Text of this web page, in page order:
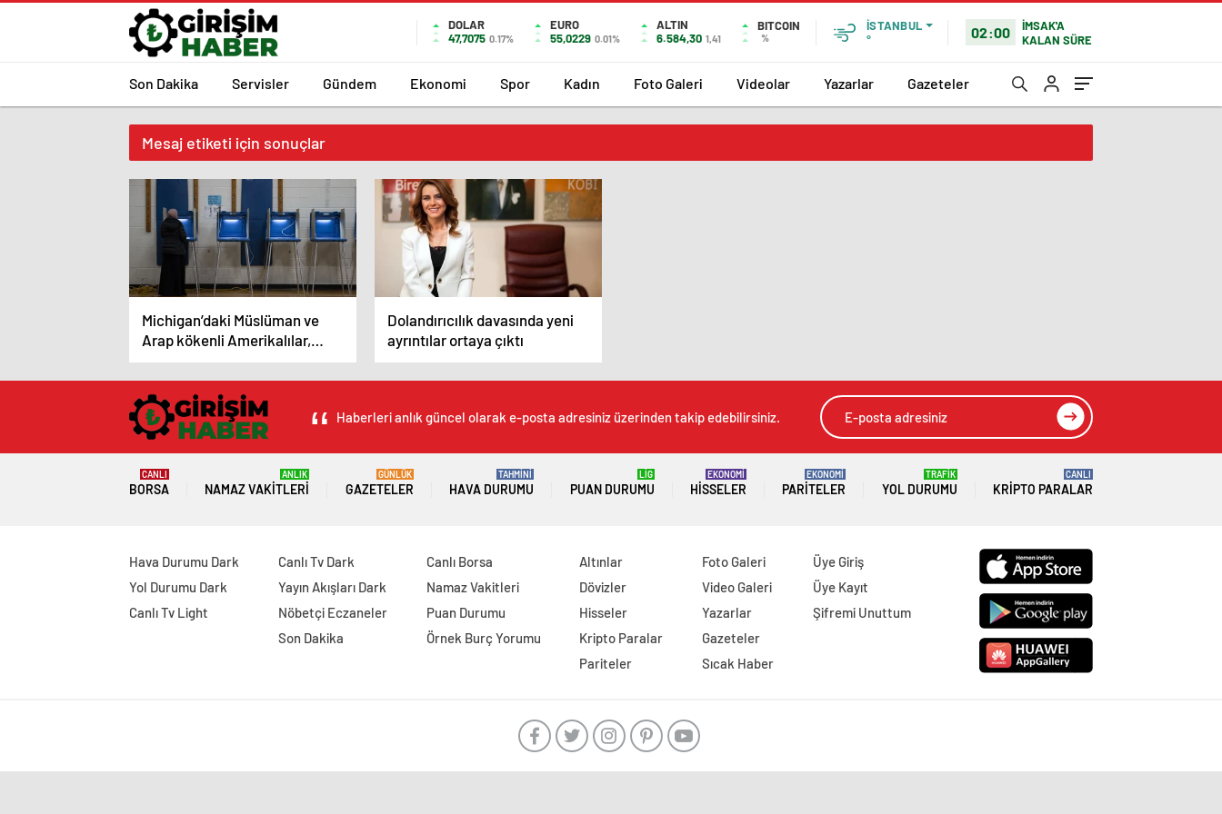
DOLAR
47,7075 0.17%
EURO
55,0229 0.01%
ALTIN
6.584,30 1,41
BITCOIN
%
İSTANBUL
°
02:00
İMSAK'A
KALAN SÜRE
Son Dakika Servisler Gündem Ekonomi Spor Kadın Foto Galeri Videolar Yazarlar Gazeteler
Mesaj etiketi için sonuçlar
Michigan’daki Müslüman ve
Arap kökenli Amerikalılar,
Biden’ın kaybetmesi için
‘kararsız oy’ kullanmaya
çağırıyor
Dolandırıcılık davasında yeni
ayrıntılar ortaya çıktı
Haberleri anlık güncel olarak e-posta adresiniz üzerinden takip edebilirsiniz.
BORSA
CANLI
NAMAZ VAKITLERI
ANLIK
GAZETELER
GÜNLÜK
HAVA DURUMU
TAHMİNİ
PUAN DURUMU
LİG
HISSELER
EKONOMİ
PARITELER
EKONOMİ
YOL DURUMU
TRAFİK
KRIPTO PARALAR
CANLI
Hava Durumu Dark
Yol Durumu Dark
Canlı Tv Light
Canlı Tv Dark
Yayın Akışları Dark
Nöbetçi Eczaneler
Son Dakika
Canlı Borsa
Namaz Vakitleri
Puan Durumu
Örnek Burç Yorumu
Altınlar
Dövizler
Hisseler
Kripto Paralar
Pariteler
Foto Galeri
Video Galeri
Yazarlar
Gazeteler
Sıcak Haber
Üye Giriş
Üye Kayıt
Şifremi Unuttum